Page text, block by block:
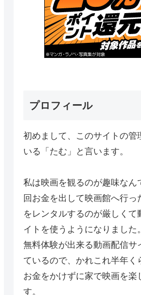
プロフィール
初めまして、このサイトの管
いる「たむ」と言います。
私は映画を観るのが趣味なん
回お金を出して映画館へ行っ
をレンタルするのが厳しくて
イトを使うようになりました。
無料体験が出来る動画配信サ
ているので、かれこれ半年く
お金をかけずに家で映画を楽
す。